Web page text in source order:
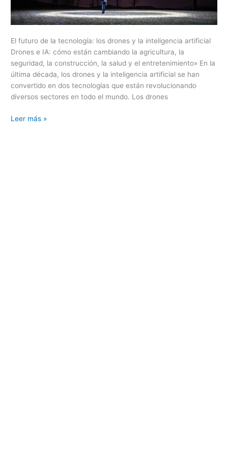
El futuro de la tecnología: los drones y la inteligencia artificial
Drones e IA: cómo están cambiando la agricultura, la
seguridad, la construcción, la salud y el entretenimiento» En la
última década, los drones y la inteligencia artificial se han
convertido en dos tecnologías que están revolucionando
diversos sectores en todo el mundo. Los drones
Leer más »